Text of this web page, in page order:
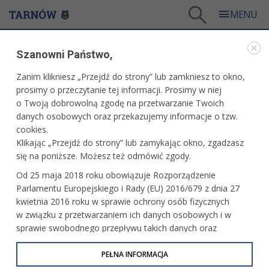
Bieg po miecz Spycymira
WARTO ZOBACZYĆ
BIEG PO MIECZ SPYCYMIRA
19.05.2019, 13:49 fot. Paweł Topolski
PRZECZYTAJ O BIEGU
Szanowni Państwo,
Zanim klikniesz „Przejdź do strony” lub zamkniesz to okno,
prosimy o przeczytanie tej informacji. Prosimy w niej
o Twoją dobrowolną zgodę na przetwarzanie Twoich
danych osobowych oraz przekazujemy informacje o tzw.
cookies.
Klikając „Przejdź do strony” lub zamykając okno, zgadzasz
się na poniższe. Możesz też odmówić zgody.
Od 25 maja 2018 roku obowiązuje Rozporządzenie
Parlamentu Europejskiego i Rady (EU) 2016/679 z dnia 27
kwietnia 2016 roku w sprawie ochrony osób fizycznych
w związku z przetwarzaniem ich danych osobowych i w
sprawie swobodnego przepływu takich danych oraz
uchylenia dyrektywy 95/46/WE (określane jako RODO, GDPR
lub Ogólne Rozporządzenie o Ochronie Danych
PEŁNA INFORMACJA